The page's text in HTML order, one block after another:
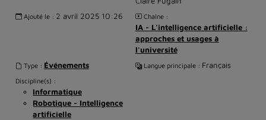
Ajouté le : 2 avril 2025 10:26 Chaîne :
IA - L'intelligence artificielle :
approches et usages à
l'université
Type : Événements Langue principale : Français
Discipline(s) :
Informatique
Robotique - Intelligence
artificielle